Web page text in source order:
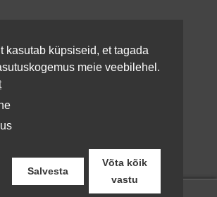
kasutab küpsiseid, et tagada
meie veebilehel.
Salvesta
Võta kõik
vastu